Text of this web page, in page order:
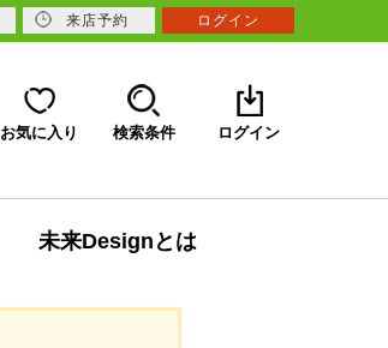
お気に入り 検索条件 ログイン
未来Designとは
来店予約 ログイン